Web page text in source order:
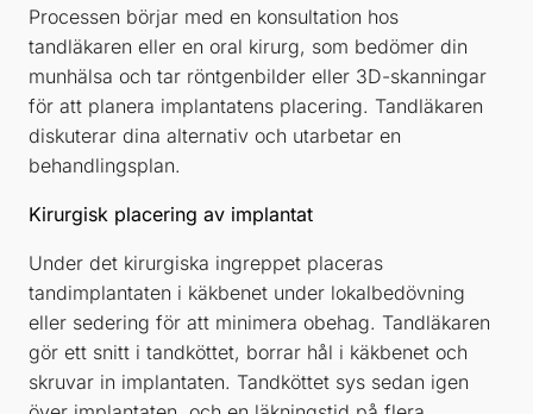
Processen börjar med en konsultation hos
tandläkaren eller en oral kirurg, som bedömer din
munhälsa och tar röntgenbilder eller 3D-skanningar
för att planera implantatens placering. Tandläkaren
diskuterar dina alternativ och utarbetar en
behandlingsplan.
Kirurgisk placering av implantat
Under det kirurgiska ingreppet placeras
tandimplantaten i käkbenet under lokalbedövning
eller sedering för att minimera obehag. Tandläkaren
gör ett snitt i tandköttet, borrar hål i käkbenet och
skruvar in implantaten. Tandköttet sys sedan igen